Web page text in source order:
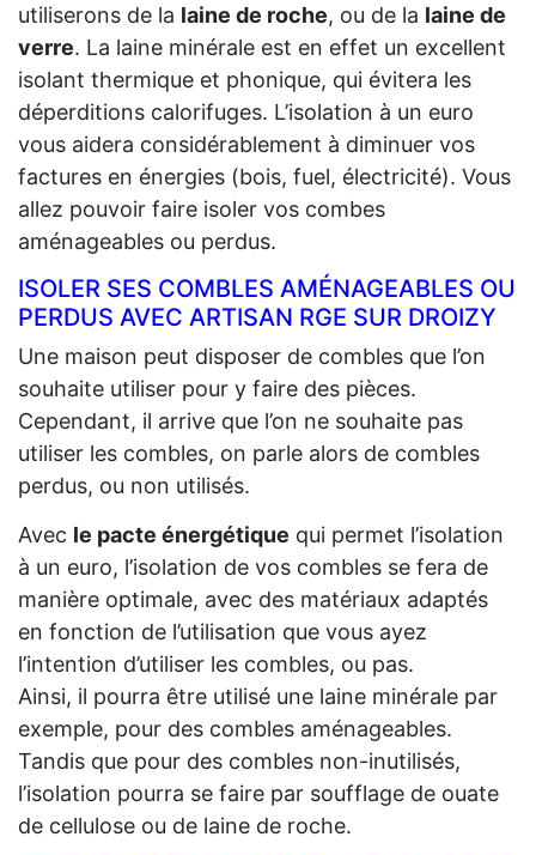
utiliserons de la laine de roche, ou de la laine de
verre. La laine minérale est en effet un excellent
isolant thermique et phonique, qui évitera les
déperditions calorifuges. L’isolation à un euro
vous aidera considérablement à diminuer vos
factures en énergies (bois, fuel, électricité). Vous
allez pouvoir faire isoler vos combes
aménageables ou perdus.
ISOLER SES COMBLES AMÉNAGEABLES OU
PERDUS AVEC ARTISAN RGE SUR DROIZY
Une maison peut disposer de combles que l’on
souhaite utiliser pour y faire des pièces.
Cependant, il arrive que l’on ne souhaite pas
utiliser les combles, on parle alors de combles
perdus, ou non utilisés.
Avec le pacte énergétique qui permet l’isolation
à un euro, l’isolation de vos combles se fera de
manière optimale, avec des matériaux adaptés
en fonction de l’utilisation que vous ayez
l’intention d’utiliser les combles, ou pas.
Ainsi, il pourra être utilisé une laine minérale par
exemple, pour des combles aménageables.
Tandis que pour des combles non-inutilisés,
l’isolation pourra se faire par soufflage de ouate
de cellulose ou de laine de roche.